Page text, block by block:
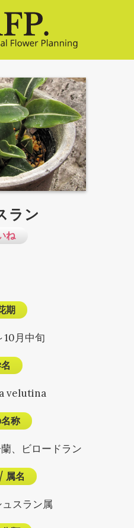
ラン
ね
期
10月中旬
velutina
称
、ビロードラン
/ 属名
スラン属